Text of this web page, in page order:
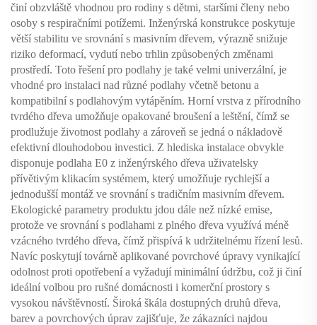
činí obzvláště vhodnou pro rodiny s dětmi, staršími členy nebo
osoby s respiračními potížemi. Inženýrská konstrukce poskytuje
větší stabilitu ve srovnání s masivním dřevem, výrazně snižuje
riziko deformací, vydutí nebo trhlin způsobených změnami
prostředí. Toto řešení pro podlahy je také velmi univerzální, je
vhodné pro instalaci nad různé podlahy včetně betonu a
kompatibilní s podlahovým vytápěním. Horní vrstva z přírodního
tvrdého dřeva umožňuje opakované broušení a leštění, čímž se
prodlužuje životnost podlahy a zároveň se jedná o nákladově
efektivní dlouhodobou investici. Z hlediska instalace obvykle
disponuje podlaha E0 z inženýrského dřeva uživatelsky
přívětivým klikacím systémem, který umožňuje rychlejší a
jednodušší montáž ve srovnání s tradičním masivním dřevem.
Ekologické parametry produktu jdou dále než nízké emise,
protože ve srovnání s podlahami z plného dřeva využívá méně
vzácného tvrdého dřeva, čímž přispívá k udržitelnému řízení lesů.
Navíc poskytují továrně aplikované povrchové úpravy vynikající
odolnost proti opotřebení a vyžadují minimální údržbu, což ji činí
ideální volbou pro rušné domácnosti i komerční prostory s
vysokou návštěvností. Široká škála dostupných druhů dřeva,
barev a povrchových úprav zajišťuje, že zákazníci najdou